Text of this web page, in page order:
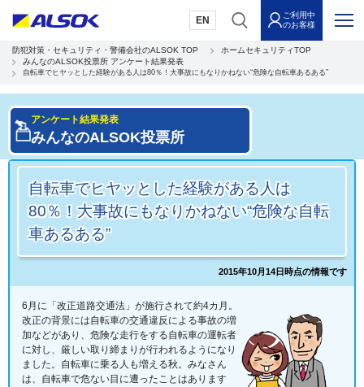
EN
ご利用中
のお客様
防犯対策・セキュリティ・警備会社のALSOK TOP
ホームセキュリティTOP
みんなのALSOK投票所 アンケート結果発表
自転車でヒヤッとした経験がある人は80％！大事故にもなりかねない“危険な自転車あるある”
アンケート結果発表
みんなのALSOK投票所
自転車でヒヤッとした経験がある人は
80％！大事故にもなりかねない“危険な自転
車あるある”
2015年10月14日時点の情報です
6月に「改正道路交通法」が施行されて約4カ月。
改正の背景には自転車の交通違反による事故の増
加などがあり、危険な走行をする自転車の運転者
に対し、厳しい取り締まりが行われるようになり
ました。自転車に乗る人も増える秋。みなさん
は、自転車で危ない目に遭ったことはあります